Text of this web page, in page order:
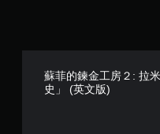
蘇菲的鍊金工房２: 拉
史」 (英文版)